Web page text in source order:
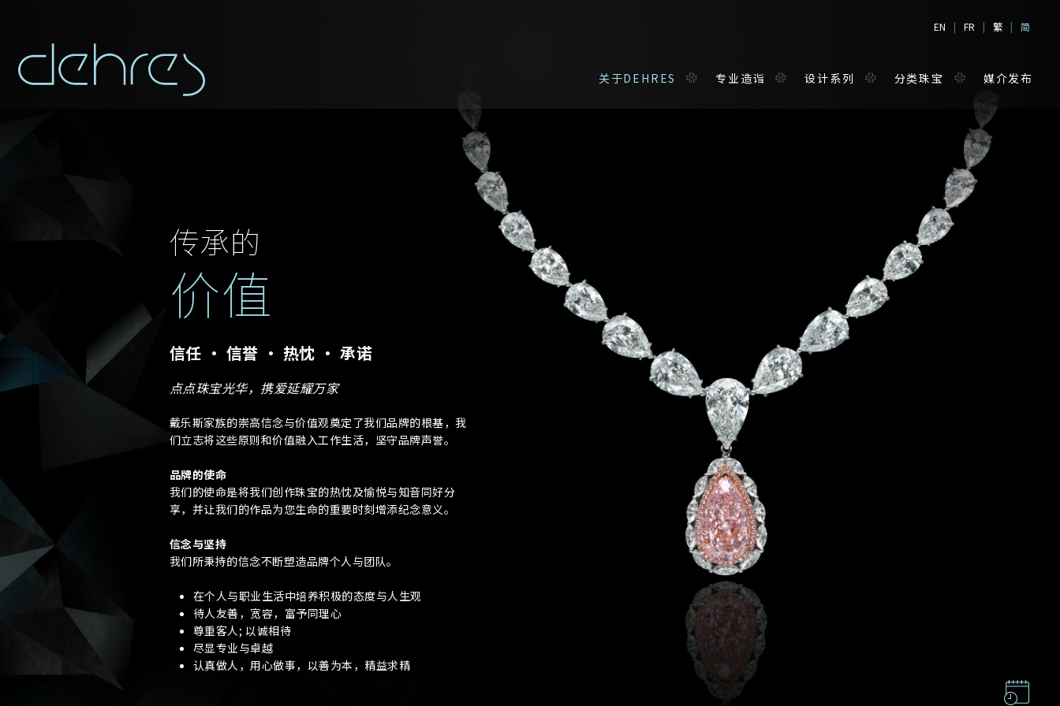
EN | FR | 繁 | 简
关于DEHRES 专业造诣 设计系列 分类珠宝 媒介发布
传承的
价值
信任 • 信誉 • 热忱 • 承诺
点点珠宝光华，携爱延耀万家
戴乐斯家族的崇高信念与价值观奠定了我们品牌的根基，我
们立志将这些原则和价值融入工作生活，坚守品牌声誉。
品牌的使命
我们的使命是将我们创作珠宝的热忱及愉悦与知音同好分
享，并让我们的作品为您生命的重要时刻增添纪念意义。
信念与坚持
我们所秉持的信念不断塑造品牌个人与团队。
在个人与职业生活中培养积极的态度与人生观
待人友善，宽容，富予同理心
尊重客人; 以诚相待
尽显专业与卓越
认真做人，用心做事，以善为本，精益求精
登记成为电讯会员
接收戴乐斯最新的产品资讯，活动讯息和行业情报。
姓
私人预约
我们在香港中环置地广场的私人展示厅将为您提供更私密舒适的选购环境
地区 电邮地址*
预约日期 预约时间
(GMT+8)
查询内容